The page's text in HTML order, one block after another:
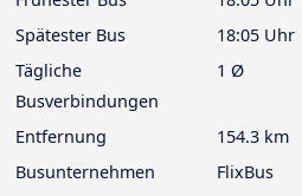
Spätester Bus
18:05 Uhr
Tägliche
Busverbindungen
1 Ø
Entfernung
154.3 km
Busunternehmen
FlixBus